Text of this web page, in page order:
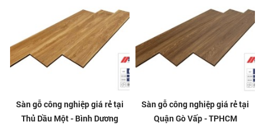
Sàn gỗ công nghiệp giá rẻ tại
Thủ Dầu Một - Bình Dương
Sàn gỗ công nghiệp giá rẻ tại
Quận Gò Vấp - TPHCM